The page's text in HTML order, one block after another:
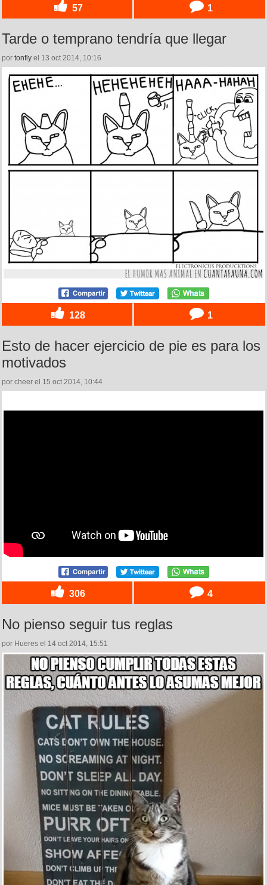
57 1
Tarde o temprano tendría que llegar
por tonfly el 13 oct 2014, 10:16
128 1
Esto de hacer ejercicio de pie es para los
motivados
por cheer el 15 oct 2014, 10:44
306 4
No pienso seguir tus reglas
por Hueres el 14 oct 2014, 15:51